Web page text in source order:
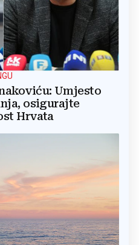
Umjesto
osigurajte
Hrvata